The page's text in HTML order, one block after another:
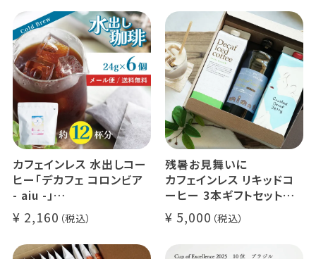
カフェインレス 水出しコー
ヒー「デカフェ コロンビア
- aiu -」
24g×6個（約12杯分）
マウンテンウォータープロ
セス カフェインレスコーヒ
2,160
残暑お見舞いに
カフェインレス リキッドコ
ーヒー 3本ギフトセット
クラッシュド デカフェ ゼリ
ー 1本
デカフェ オレベース【無
5,000